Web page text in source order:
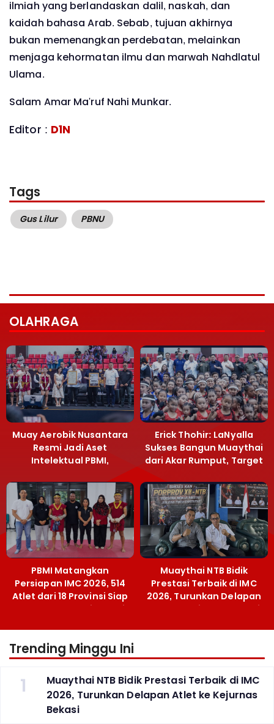
ilmiah yang berlandaskan dalil, naskah, dan
kaidah bahasa Arab. Sebab, tujuan akhirnya
bukan memenangkan perdebatan, melainkan
menjaga kehormatan ilmu dan marwah Nahdlatul
Ulama.
Salam Amar Ma'ruf Nahi Munkar.
Editor : D1N
Tags
Gus Lilur PBNU
OLAHRAGA
Muay Aerobik Nusantara
Resmi Jadi Aset
Intelektual PBMI,
Terobosan Bangun
Grassroots
Erick Thohir: LaNyalla
Sukses Bangun Muaythai
dari Akar Rumput, Target
PBMI Matangkan
Persiapan IMC 2026, 514
Atlet dari 18 Provinsi Siap
Berlaga Besok di Bekasi
Muaythai NTB Bidik
Prestasi Terbaik di IMC
2026, Turunkan Delapan
Atlet ke Kejurnas Bekasi
Trending Minggu Ini
1
Muaythai NTB Bidik Prestasi Terbaik di IMC
2026, Turunkan Delapan Atlet ke Kejurnas
Bekasi